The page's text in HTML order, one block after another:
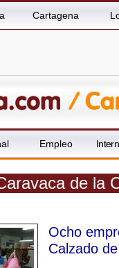
Cartagena
Empleo
de la
Ocho
Calzado